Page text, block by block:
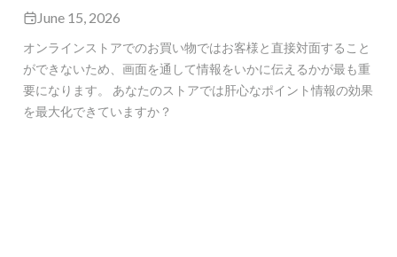
June 15, 2026
オンラインストアでのお買い物ではお客様と直接対面すること
ができないため、画面を通して情報をいかに伝えるかが最も重
要になります。 あなたのストアでは肝心なポイント情報の効果
を最大化できていますか？